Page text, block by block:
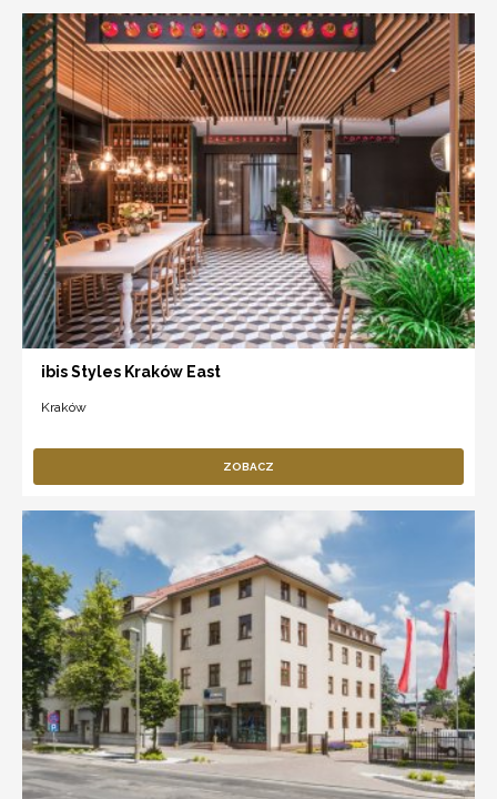
ibis Styles Kraków East
Kraków
ZOBACZ